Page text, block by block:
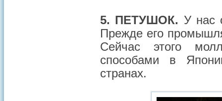
5. ПЕТУШОК. У нас
Прежде его
Сейчас этого
способами в
странах.